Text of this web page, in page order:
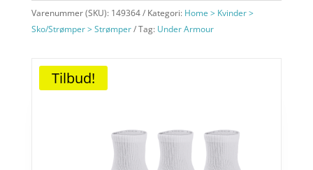
Varenummer (SKU): 149364 Kategori: Home > Kvinder >
Sko/Strømper > Strømper
Tag: Under Armour
Tilbud!